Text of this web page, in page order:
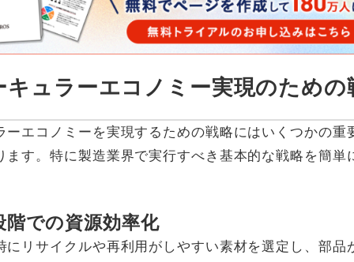
キュラーエコノミー実現のための
ーエコノミーを実現するための戦略にはいくつかの重
ます。特に製造業界で実行すべき基本的な戦略を簡単
階での資源効率化
にリサイクルや再利用がしやすい素材を選定し、部品